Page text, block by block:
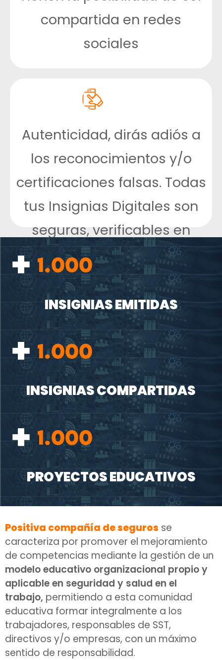
compartida en redes
sociales
Autenticidad, dirás adiós a
los reconocimientos y/o
certificaciones falsas. Todas
tus Insignias Digitales son
seguras, verificables en
línea, y con la posibilidad de
ser emitidas en Blockchain.
INSIGNIAS EMITIDAS
INSIGNIAS COMPARTIDAS
PROYECTOS EDUCATIVOS
Positiva compañía de seguros se
caracteriza por promover el mejoramiento
de competencias mediante la gestión de un
modelo educativo organizacional propio y
aplicable en seguridad y salud en el
trabajo, permitiendo a esta comunidad
educativa formar integralmente a los
trabajadores, responsables de SST,
directivos y/o empresas, con un máximo
sentido de responsabilidad.